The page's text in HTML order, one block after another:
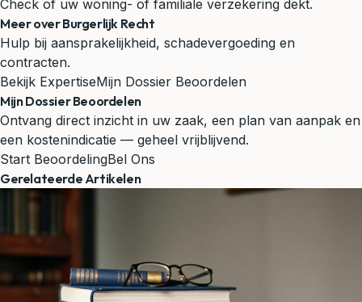
Check of uw woning- of familiale verzekering dekt.
Meer over Burgerlijk Recht
Hulp bij aansprakelijkheid, schadevergoeding en
contracten.
Bekijk ExpertiseMijn Dossier Beoordelen
Mijn Dossier Beoordelen
Ontvang direct inzicht in uw zaak, een plan van aanpak en
een kostenindicatie — geheel vrijblijvend.
Start BeoordelingBel Ons
Gerelateerde Artikelen